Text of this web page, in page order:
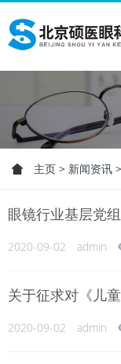
主页 > 新闻资讯 >
眼镜行业基层党
2020-09-02 admin
关于征求对《儿
2020-09-02 admin